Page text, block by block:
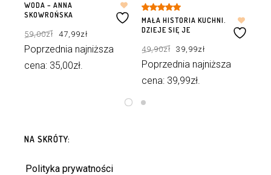
WODA – ANNA
SKOWROŃSKA
59,00zł cena
wynosiła:
59,00zł.
47,99złcena
47,99zł.
Poprzednia najniższa
cena: 35,00zł.
Oceniono
5.00 na 5
MAŁA HISTORIA KUCHNI.
DZIEJE SIĘ JE
49,90zł cena
wynosiła:
49,90zł.
39,99złcena
39,99zł.
Poprzednia najniższa
cena: 39,99zł.
NA SKRÓTY:
Polityka prywatności